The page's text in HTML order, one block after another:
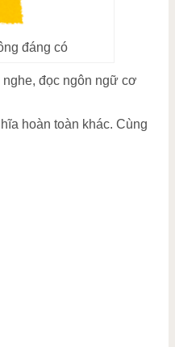
đáng có
đọc ngôn ngữ cơ
hoàn toàn khác. Cùng